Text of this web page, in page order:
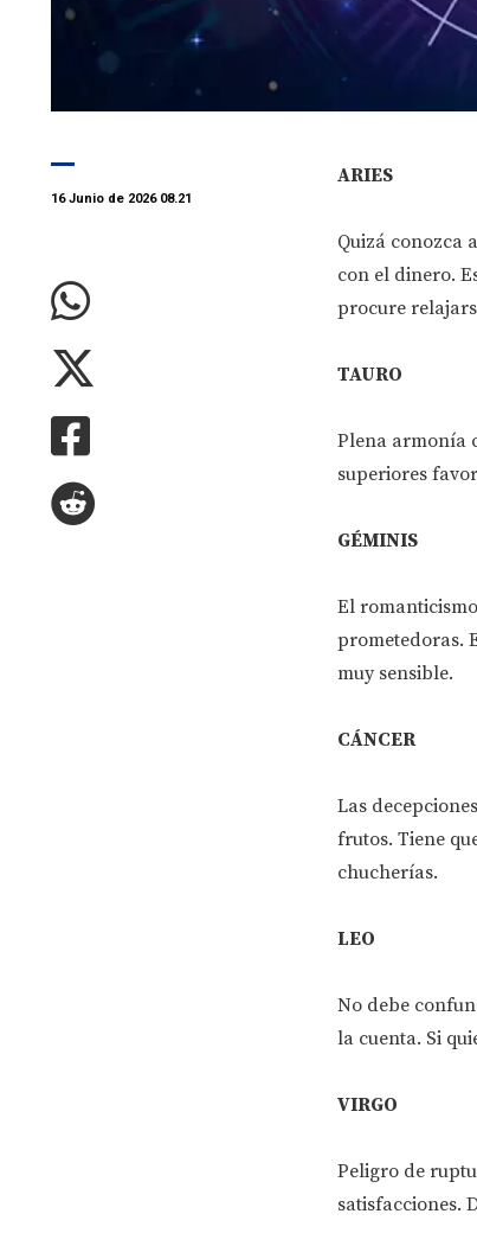
16 Junio de 2026 08.21
ARIES
Quizá conozca
con el dinero.
procure
TAURO
Plena armonía
superiores
GÉMINIS
El
prometedoras.
muy sensible.
CÁNCER
Las
frutos. Tiene
chucherías.
LEO
No debe
la cuenta. Si
VIRGO
Peligro de
satisfacciones.